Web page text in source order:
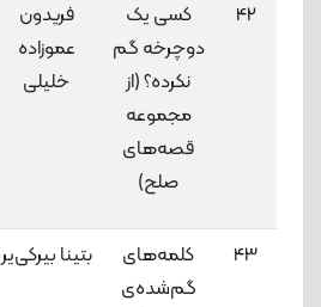
42
کسی یک
دوچرخه گم
نکرده؟ (از
مجموعه
قصه‌های
صلح)
فریدون
عموزاده
خلیلی
43
کلمه‌های
گم‌شده‌ی
بتینا بیرکی‌یر